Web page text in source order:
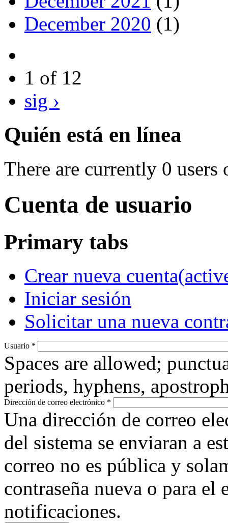
December 2020 (1)
1 of 12
sig ›
Quién está en línea
There are currently 0 users
Cuenta de usuario
Primary tabs
Crear nueva cuenta
Iniciar sesión
Solicitar una nueva
Usuario *
Spaces are allowed;
periods, hyphens,
Dirección de correo electrónico *
Una dirección de correo
del sistema se enviaran a
correo no es pública y
contraseña nueva o para
notificaciones.